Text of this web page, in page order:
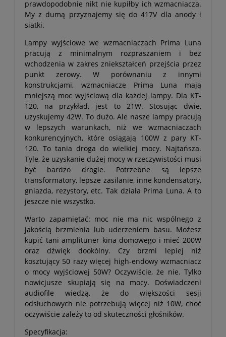
prawdopodobnie nikt nie kupiłby ich wzmacniacza.
My z dumą przyznajemy się do 417V dla anody i
siatki.
Lampy wyjściowe we wzmacniaczach Prima Luna
pracują z minimalnym rozpraszaniem i bez
wchodzenia w zakres zniekształceń przejścia przez
punkt zerowy. W porównaniu z innymi
konstrukcjami, wzmacniacze Prima Luna mają
mniejszą moc wyjściową dla każdej lampy. Dla KT-
120, na przykład, jest to 21W. Stosując dwie,
uzyskujemy 42W. To dużo. Ale nasze lampy pracują
w lepszych warunkach, niż we wzmacniaczach
konkurencyjnych, które osiągają 100W z pary KT-
120. To tania droga do wielkiej mocy. Najtańsza.
Tyle, że uzyskanie dużej mocy w rzeczywistości musi
być bardzo drogie. Potrzebne są lepsze
transformatory, lepsze zasilanie, inne kondensatory,
gniazda, rezystory, etc. Tak działa Prima Luna. A to
jeszcze nie wszystko.
Warto zapamiętać: moc nie ma nic wspólnego z
jakością brzmienia lub uderzeniem basu. Możesz
kupić tani amplituner kina domowego i mieć 200W
oraz dźwięk dookólny. Czy brzmi lepiej niż
kosztujący 50 razy więcej high-endowy wzmacniacz
o mocy wyjściowej 50W? Oczywiście, że nie. Tylko
nowicjusze skupiają się na mocy. Doświadczeni
audiofile wiedzą, że do większości sesji
odsłuchowych nie potrzebują więcej niż 10W, choć
oczywiście zależy to od skuteczności głośników.
Specyfikacja: